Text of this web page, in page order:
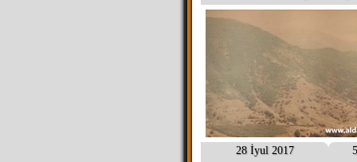
28 İyul 2017